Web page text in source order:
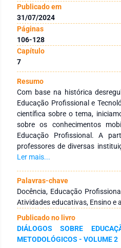
Publicado em
31/07/2024
Páginas
106-128
Capítulo
7
Resumo
Com base na histórica
Educação Profissional e
científica sobre o tema,
sobre os conhecimentos
Educação Profissional. A
professores de diversas
utilizados e requeridos em
fundamentam esses
Tardif, Lessard, Oliveira e
análises, que indicam a
sobre o modelo e o lócus da
considerando suas
definir políticas de Estado
regulamentação do exercício
Ler mais...
Palavras-chave
Docência, Educação
Atividades educativas, Ensino e
Publicado no livro
DIÁLOGOS SOBRE
METODOLÓGICOS - VOLUME 2